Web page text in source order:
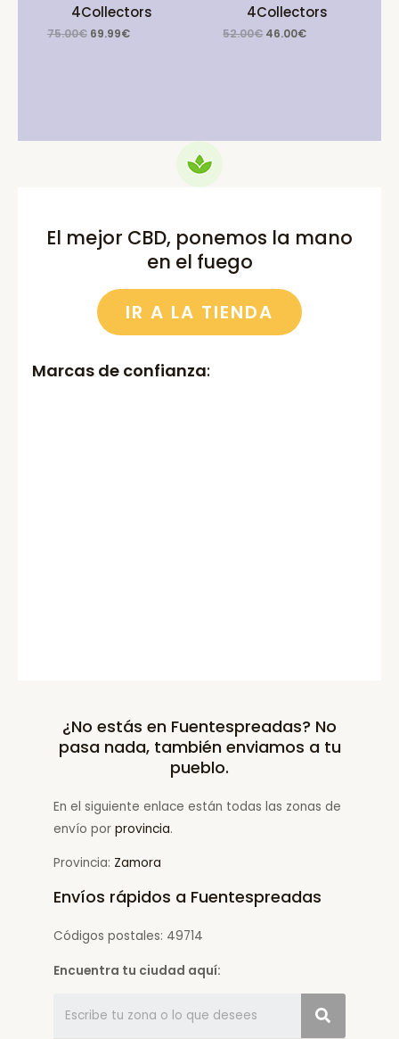
4Collectors
75.00€ Original
69.99€Current
4Collectors
52.00€ Original
46.00€Current
El mejor CBD, ponemos la mano
en el fuego
IR A LA TIENDA
Marcas de confianza:
¿No estás en Fuentespreadas? No
pasa nada, también enviamos a tu
pueblo.
En el siguiente enlace están todas las zonas de
envío por provincia.
Provincia: Zamora
Envíos rápidos a Fuentespreadas
Códigos postales: 49714
Encuentra tu ciudad aquí: